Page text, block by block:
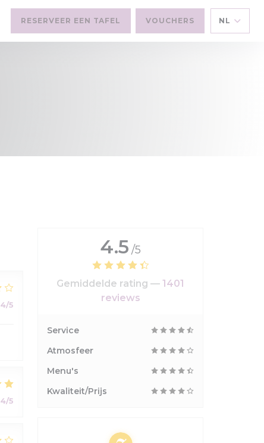
RESERVEER EEN TAFEL VOUCHERS NL
4/5
4/5
4.5 /5
Gemiddelde rating — 1401
reviews
Service
Atmosfeer
Menu's
Kwaliteit/Prijs